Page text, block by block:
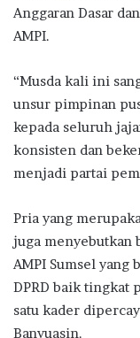
Anggaran Dasar
AMPI.
“Musda kali ini
unsur pimpinan
kepada seluruh
konsisten dan
menjadi partai
Pria yang
juga menyebutkan
AMPI Sumsel
DPRD baik tingkat
satu kader
Banyuasin.